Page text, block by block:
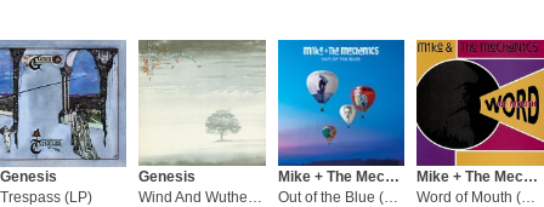
Genesis
Trespass (LP)
Genesis
Mike + The Mechanics
Out of the Blue (LP)
Mike + The Mechanics